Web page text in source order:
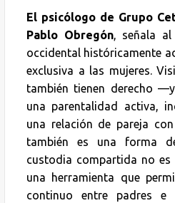
El psicólogo de Grupo
Pablo Obregón, señala al
occidental históricamente
exclusiva a las mujeres.
también tienen derecho
una parentalidad activa,
una relación de pareja
también es una forma
custodia compartida no es
una herramienta que
continuo entre padres e